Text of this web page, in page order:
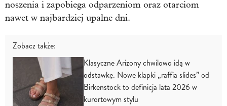
noszenia i zapobiega odparzeniom oraz otarciom
nawet w najbardziej upalne dni.
Zobacz także:
Klasyczne Arizony chwilowo idą w
odstawkę. Nowe klapki „raffia slides” od
Birkenstock to definicja lata 2026 w
kurortowym stylu